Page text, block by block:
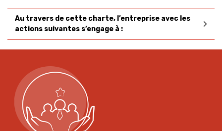
Au travers de cette charte, l’entreprise avec les
actions suivantes s’engage à :